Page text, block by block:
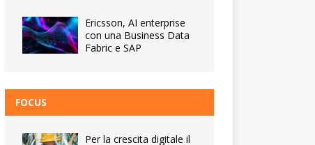
Ericsson, AI enterprise
con una Business Data
Fabric e SAP
FOCUS
Per la crescita digitale il